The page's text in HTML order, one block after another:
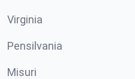
Virginia
Pensilvania
Misuri